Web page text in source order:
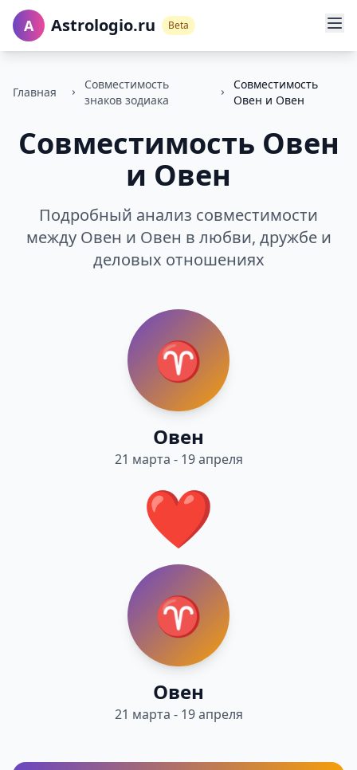
A Astrologio.ru Beta
Главная
Совместимость
знаков зодиака
Совместимость
Овен и Овен
Совместимость Овен
и Овен
Подробный анализ совместимости
между Овен и Овен в любви, дружбе и
деловых отношениях
♈
Овен
21 марта - 19 апреля
❤️
♈
Овен
21 марта - 19 апреля